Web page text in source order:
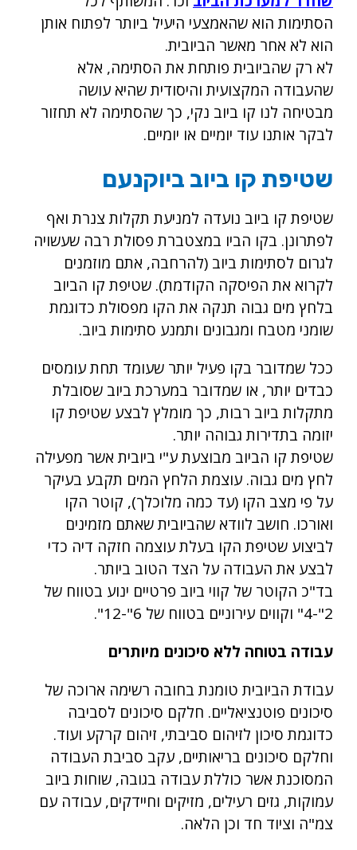
הסתימות הוא שהאמצעי היעיל ביותר לפתוח אותן
הוא לא אחר מאשר הביובית.
לא רק שהביובית פותחת את הסתימה, אלא
שהעבודה המקצועית והיסודית שהיא עושה
מבטיחה לנו קו ביוב נקי, כך שהסתימה לא תחזור
לבקר אותנו עוד יומיים או יומיים.
שטיפת קו ביוב ביוקנעם
שטיפת קו ביוב נועדה למניעת תקלות צנרת ואף
לפתרונן. בקו הביו במצטברת פסולת רבה שעשויה
לגרום לסתימות ביוב (להרחבה, אתם מוזמנים
לקרוא את הפיסקה הקודמת). שטיפת קו הביוב
בלחץ מים גבוה תנקה את הקו מפסולת כדוגמת
שומני מטבח ומגבונים ותמנע סתימות ביוב.
ככל שמדובר בקו פעיל יותר שעומד תחת עומסים
כבדים יותר, או שמדובר במערכת ביוב שסובלת
מתקלות ביוב רבות, כך מומלץ לבצע שטיפת קו
יזומה בתדירות גבוהה יותר.
שטיפת קו הביוב מבוצעת ע"י ביובית אשר מפעילה
לחץ מים גבוה. עוצמת הלחץ המים תקבע בעיקר
על פי מצב הקו (עד כמה מלוכלך), קוטר הקו
ואורכו. חושב לוודא שהביובית שאתם מזמינים
לביצוע שטיפת הקו בעלת עוצמה חזקה דיה כדי
לבצע את העבודה על הצד הטוב ביותר.
בד"כ הקוטר של קווי ביוב פרטיים ינוע בטווח של
2"-4" וקווים עירוניים בטווח של 6"-12".
עבודה בטוחה ללא סיכונים מיותרים
עבודת הביובית טומנת בחובה רשימה ארוכה של
סיכונים פוטנציאליים. חלקם סיכונים לסביבה
כדוגמת סיכון לזיהום סביבתי, זיהום קרקע ועוד.
וחלקם סיכונים בריאותיים, עקב סביבת העבודה
המסוכנת אשר כוללת עבודה בגובה, שוחות ביוב
עמוקות, גזים רעילים, מזיקים וחיידקים, עבודה עם
צמ"ה וציוד חד וכן הלאה.